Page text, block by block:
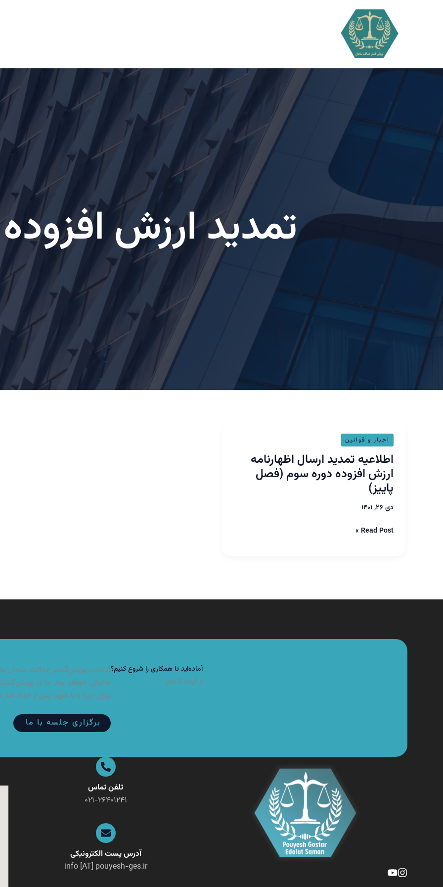
تمدید ارزش افزوده
اخبار و قوانین
اطلاعیه تمدید ارسال اظهارنامه
ارزش افزوده دوره سوم (فصل
پاییز)
دی ۲۶, ۱۴۰۱
اطلاعیه
تمدید
ارسال
اظهارنامه
ارزش
افزوده
دوره
(فصل
Read Post »
آماده‌اید تا همکاری را شروع کنیم؟
از ایده تا اجرا
انتخاب پویش‌گستر عدالت سامان
مالیاتی خواهد بود. ما در
پایان اجرا و با تعهد پس از اجرا،
برگزاری جلسه با ما
تلفن تماس
۰۲۱-۲۶۴۰۱۲۴۱
آدرس پست الکترونیکی
info [AT] pouyesh-ges.ir